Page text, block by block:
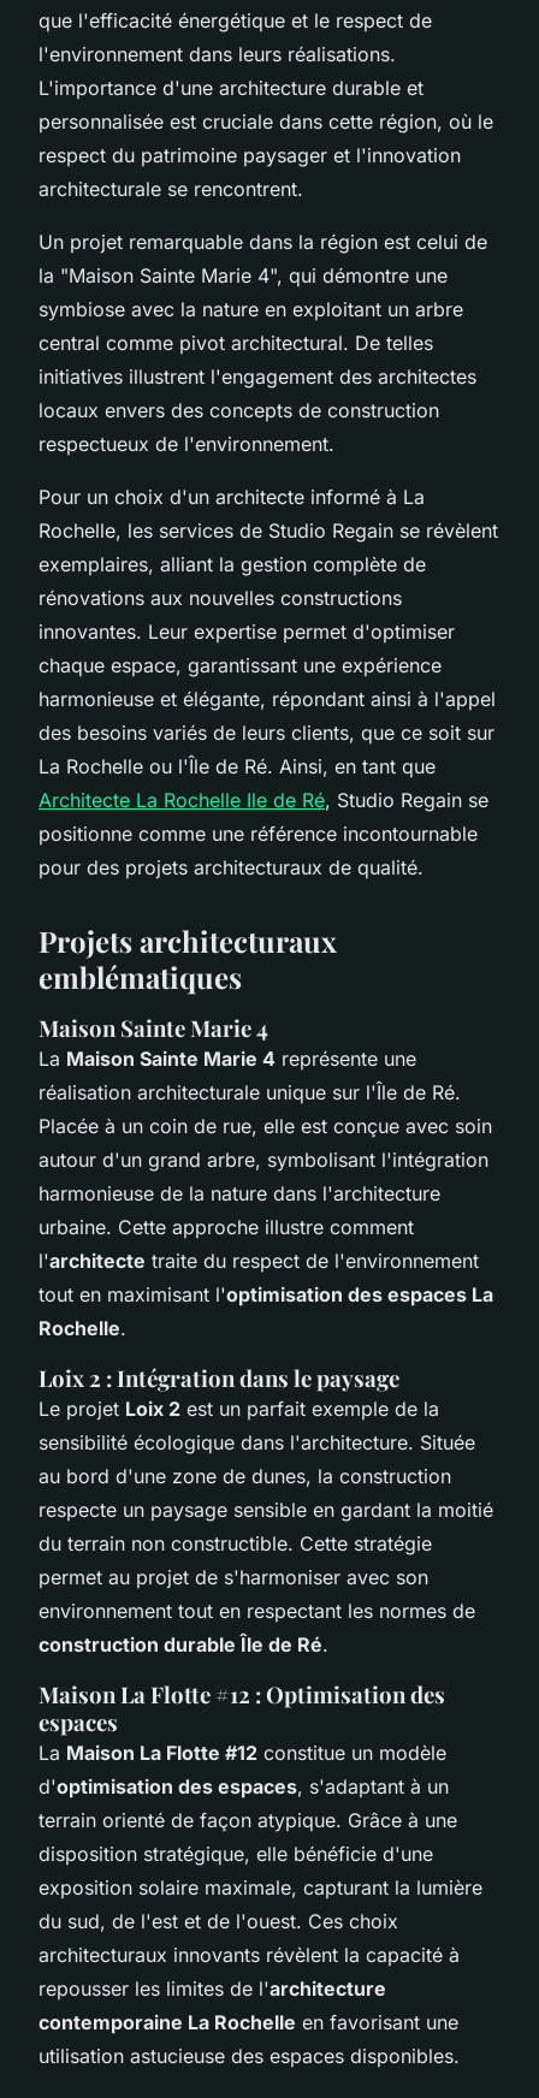
que l'efficacité énergétique et le respect de
l'environnement dans leurs réalisations.
L'importance d'une architecture durable et
personnalisée est cruciale dans cette région, où le
respect du patrimoine paysager et l'innovation
architecturale se rencontrent.
Un projet remarquable dans la région est celui de
la "Maison Sainte Marie 4", qui démontre une
symbiose avec la nature en exploitant un arbre
central comme pivot architectural. De telles
initiatives illustrent l'engagement des architectes
locaux envers des concepts de construction
respectueux de l'environnement.
Pour un choix d'un architecte informé à La
Rochelle, les services de Studio Regain se révèlent
exemplaires, alliant la gestion complète de
rénovations aux nouvelles constructions
innovantes. Leur expertise permet d'optimiser
chaque espace, garantissant une expérience
harmonieuse et élégante, répondant ainsi à l'appel
des besoins variés de leurs clients, que ce soit sur
La Rochelle ou l'Île de Ré. Ainsi, en tant que
Architecte La Rochelle Ile de Ré, Studio Regain se
positionne comme une référence incontournable
pour des projets architecturaux de qualité.
Projets architecturaux
emblématiques
Maison Sainte Marie 4
La Maison Sainte Marie 4 représente une
réalisation architecturale unique sur l'Île de Ré.
Placée à un coin de rue, elle est conçue avec soin
autour d'un grand arbre, symbolisant l'intégration
harmonieuse de la nature dans l'architecture
urbaine. Cette approche illustre comment
l'architecte traite du respect de l'environnement
tout en maximisant l'optimisation des espaces La
Rochelle.
Loix 2 : Intégration dans le paysage
Le projet Loix 2 est un parfait exemple de la
sensibilité écologique dans l'architecture. Située
au bord d'une zone de dunes, la construction
respecte un paysage sensible en gardant la moitié
du terrain non constructible. Cette stratégie
permet au projet de s'harmoniser avec son
environnement tout en respectant les normes de
construction durable Île de Ré.
Maison La Flotte #12 : Optimisation des
espaces
La Maison La Flotte #12 constitue un modèle
d'optimisation des espaces, s'adaptant à un
terrain orienté de façon atypique. Grâce à une
disposition stratégique, elle bénéficie d'une
exposition solaire maximale, capturant la lumière
du sud, de l'est et de l'ouest. Ces choix
architecturaux innovants révèlent la capacité à
repousser les limites de l'architecture
contemporaine La Rochelle en favorisant une
utilisation astucieuse des espaces disponibles.